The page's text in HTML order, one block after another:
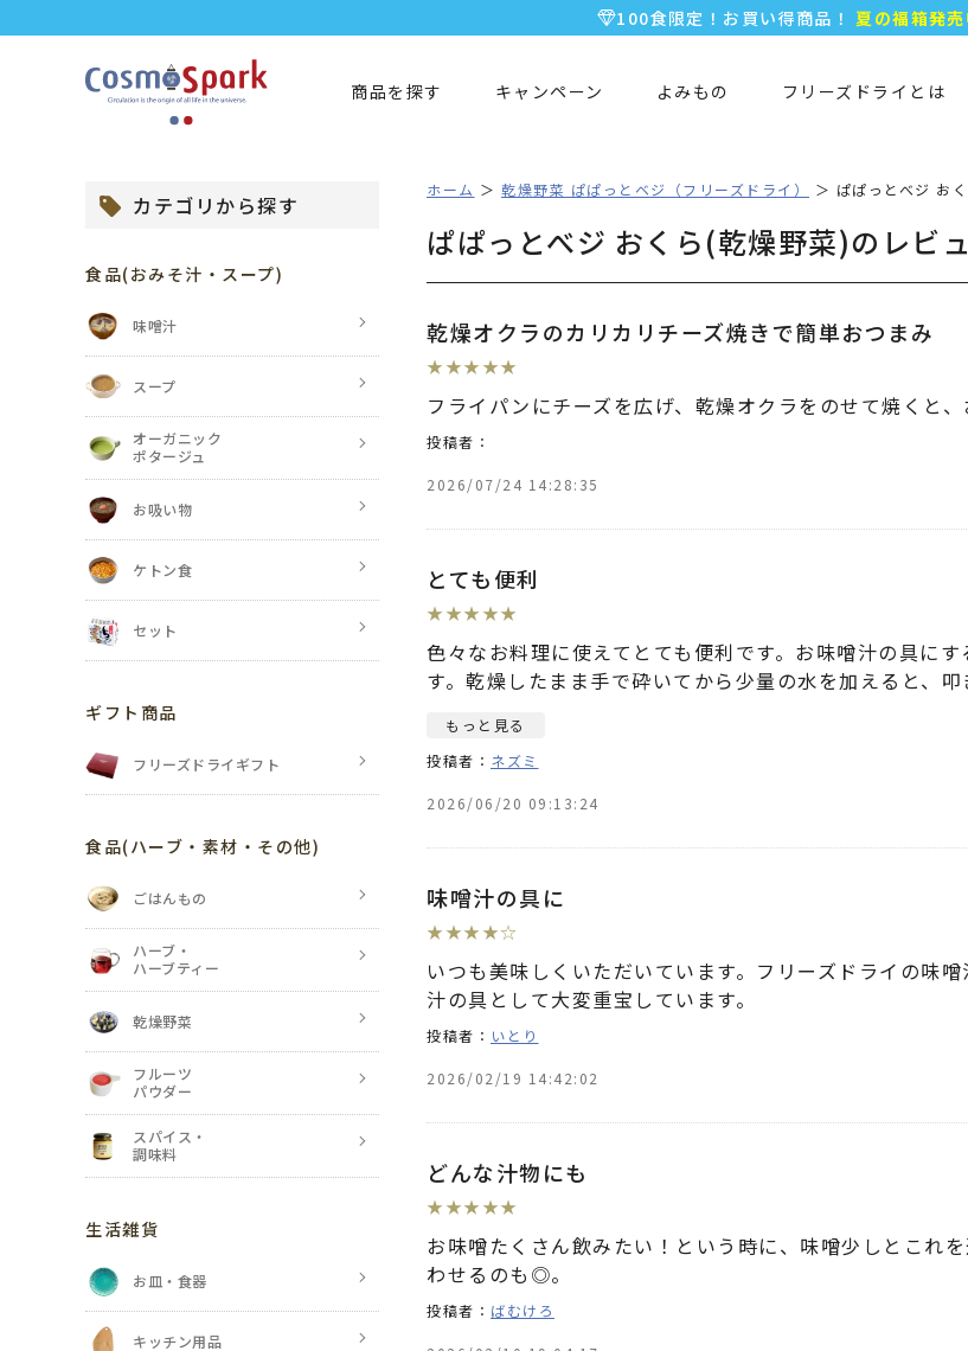
100食限定！お買い得商品！ 夏の福箱発売
新規会員登録で今すぐ使える 500ポイント プ
商品を探す キャンペーン よみもの フリーズドライとは
ホーム 乾燥野菜 ぱぱっとベジ（フリーズドライ） ぱぱっとべジ お
ぱぱっとべジ おくら(乾燥野菜)のレビ
乾燥オクラのカリカリチーズ焼きで簡単おつまみ
★ ★★ ★★
フライパンにチーズを広げ、乾燥オクラをのせて焼くと
投稿者：
2026/07/24 14:28:35
とても便利
★ ★★ ★★
色々なお料理に使えてとても便利です。お味噌汁の具に
す。乾燥したまま手で砕いてから少量の水を加えると、
もっと見る
投稿者： ネズミ
2026/06/20 09:13:24
味噌汁の具に
★ ★★ ★☆
いつも美味しくいただいています。フリーズドライの味
汁の具として大変重宝しています。
投稿者： いとり
2026/02/19 14:42:02
どんな汁物にも
★ ★★ ★★
お味噌たくさん飲みたい！という時に、味噌少しとこれ
わせるのも◎。
投稿者： ばむけろ
カテゴリから探す
食品(おみそ汁・スープ)
味噌汁
スープ
オーガニック
ポタージュ
お吸い物
ケトン食
セット
ギフト商品
フリーズドライギフト
食品(ハーブ・素材・その他)
ごはんもの
ハーブ・
ハーブティー
乾燥野菜
フルーツ
パウダー
スパイス・
調味料
生活雑貨
お皿・食器
キッチン用品